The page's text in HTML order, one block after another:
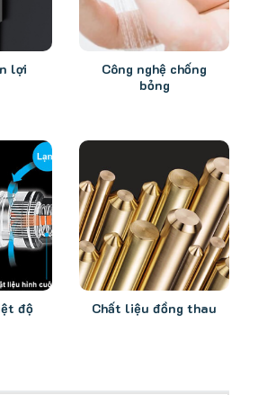
lợi
Công nghệ chống
bỏng
độ Chất liệu đồng thau